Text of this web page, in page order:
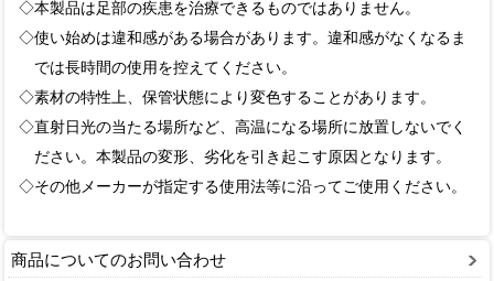
◇本製品は足部の疾患を治療できるものではありません。
◇使い始めは違和感がある場合があります。違和感がなくなるま
では長時間の使用を控えてください。
◇素材の特性上、保管状態により変色することがあります。
◇直射日光の当たる場所など、高温になる場所に放置しないでく
ださい。本製品の変形、劣化を引き起こす原因となります。
◇その他メーカーが指定する使用法等に沿ってご使用ください。
商品についてのお問い合わせ